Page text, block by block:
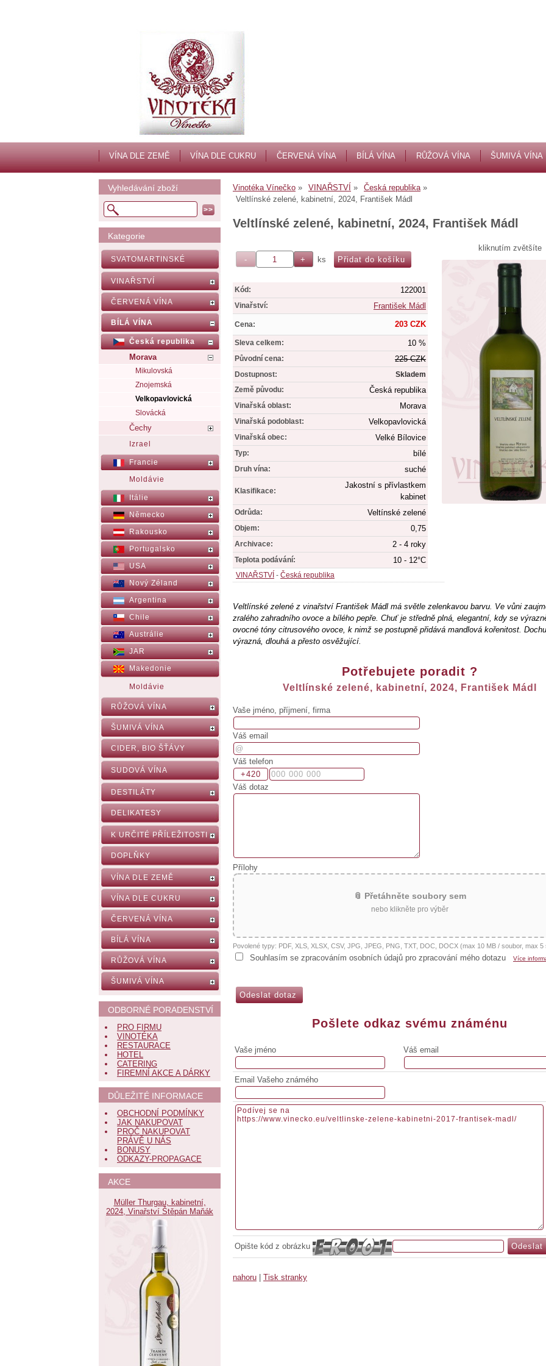
VÍNA DLE ZEMĚ VÍNA DLE CUKRU ČERVENÁ VÍNA BÍLÁ VÍNA RŮŽOVÁ VÍNA ŠUMIVÁ VÍNA
Vinotéka Vínečko VINAŘSTVÍ
Česká republika
Veltlínské zelené, kabinetní, 2024, František Mádl
Veltlínské zelené, kabinetní, 2024, František Mádl
kliknutím zvětšíte
ks
Kód: 122001
Vinařství: František Mádl
Cena: 203 CZK
Sleva celkem: 10 %
Původní cena: 225 CZK
Dostupnost:
Skladem
Země původu:
Česká republika
Vinařská oblast: Morava
Vinařská podoblast: Velkopavlovická
Vinařská obec: Velké Bílovice
Typ: bílé
Druh vína: suché
Klasifikace:
Jakostní s přívlastkem
kabinet
Odrůda: Veltínské zelené
Objem: 0,75
Archivace: 2 - 4 roky
Teplota podávání: 10 - 12°C
VINAŘSTVÍ - Česká republika
Veltlínské zelené z vinařství František Mádl má světle zelenkavou barvu. Ve vůni
zralého zahradního ovoce a bílého pepře. Chuť je středně plná, elegantní, kdy se
ovocné tóny citrusového ovoce, k nimž se postupně přidává mandlová kořenitost.
výrazná, dlouhá a přesto osvěžující.
Potřebujete poradit ?
Veltlínské zelené, kabinetní, 2024, František Mádl
Vaše jméno, příjmení, firma
Váš email
Váš telefon
Váš dotaz
Přílohy
📎 Přetáhněte soubory sem
nebo klikněte pro výběr
Povolené typy: PDF, XLS, XLSX, CSV, JPG, JPEG, PNG, TXT, DOC, DOCX (max 10 MB / soubor, max 5
Souhlasím se zpracováním osobních údajů pro zpracování mého dotazu Více
Pošlete odkaz svému známénu
Vaše jméno Váš email
Email Vašeho známého
Opište kód z obrázku
nahoru Tisk stranky
Vyhledávání zboží
Kategorie
SVATOMARTINSKÉ
VINAŘSTVÍ
ČERVENÁ VÍNA
BÍLÁ VÍNA
Česká republika
Morava
Mikulovská
Znojemská
Velkopavlovická
Slovácká
Čechy
Izrael
Francie
Moldávie
Itálie
Německo
Rakousko
Portugalsko
USA
Nový Zéland
Argentina
Chile
Austrálie
JAR
Makedonie
Moldávie
RŮŽOVÁ VÍNA
ŠUMIVÁ VÍNA
CIDER, BIO ŠŤÁVY
SUDOVÁ VÍNA
DESTILÁTY
DELIKATESY
K URČITÉ PŘÍLEŽITOSTI
DOPLŇKY
VÍNA DLE ZEMĚ
VÍNA DLE CUKRU
ČERVENÁ VÍNA
BÍLÁ VÍNA
RŮŽOVÁ VÍNA
ŠUMIVÁ VÍNA
ODBORNÉ PORADENSTVÍ
PRO FIRMU
VINOTÉKA
RESTAURACE
HOTEL
CATERING
FIREMNÍ AKCE A DÁRKY
DŮLEŽITÉ INFORMACE
OBCHODNÍ PODMÍNKY
JAK NAKUPOVAT
PROČ NAKUPOVAT
PRÁVĚ U NÁS
BONUSY
ODKAZY-PROPAGACE
AKCE
Müller Thurgau, kabinetní,
2024, Vinařství Štěpán Maňák